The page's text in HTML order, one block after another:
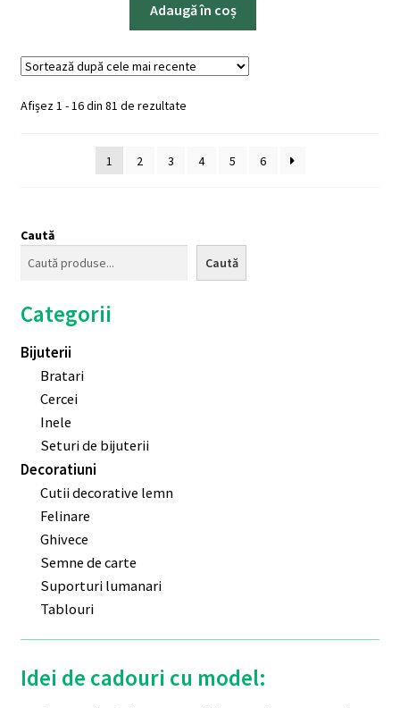
Adaugă în coș
Afișez 1 - 16 din 81 de rezultateSortat
mai
1 2 3 4 5 6
Caută
Caută
Categorii
Bijuterii
Bratari
Cercei
Inele
Seturi de bijuterii
Decoratiuni
Cutii decorative lemn
Felinare
Ghivece
Semne de carte
Suporturi lumanari
Tablouri
Idei de cadouri cu model: